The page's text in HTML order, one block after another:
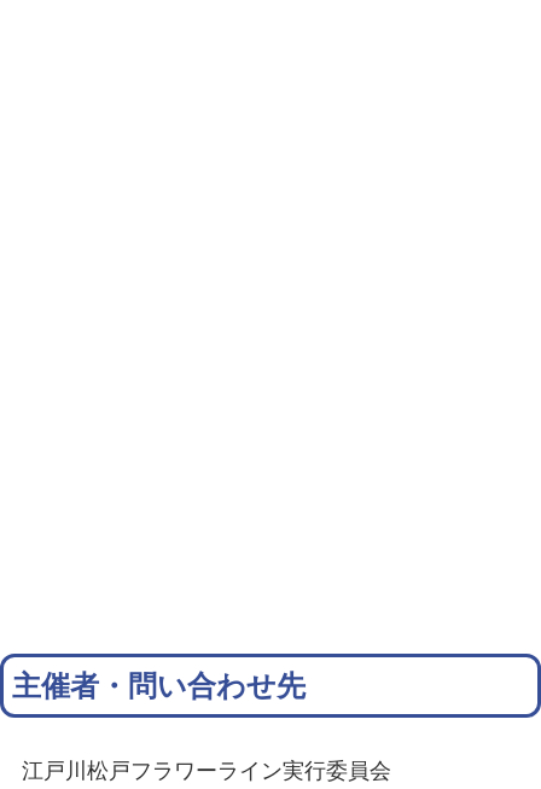
主催者・問い合わせ先
江戸川松戸フラワーライン実行委員会